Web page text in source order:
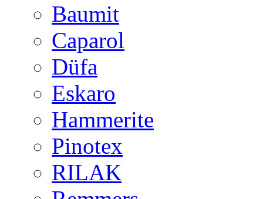
Baumit
Caparol
Düfa
Eskaro
Hammerite
Pinotex
RILAK